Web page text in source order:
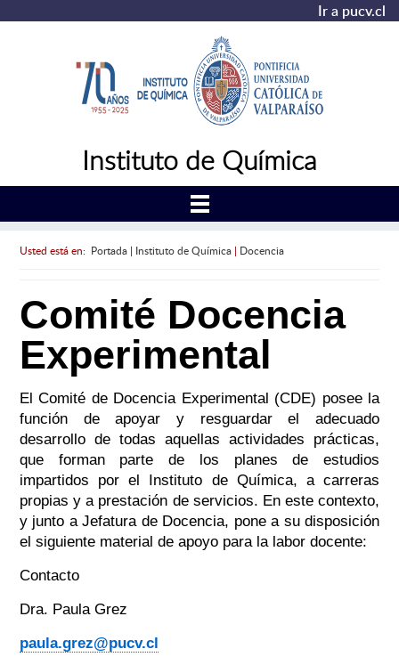
Ir a pucv.cl
Instituto de Química
Usted está en: Portada| Instituto de Química| Docencia
Comité Docencia
Experimental
El Comité de Docencia Experimental (CDE) posee la
función de apoyar y resguardar el adecuado
desarrollo de todas aquellas actividades prácticas,
que forman parte de los planes de estudios
impartidos por el Instituto de Química, a carreras
propias y a prestación de servicios. En este contexto,
y junto a Jefatura de Docencia, pone a su disposición
el siguiente material de apoyo para la labor docente:
Contacto
Dra. Paula Grez
paula.grez@pucv.cl